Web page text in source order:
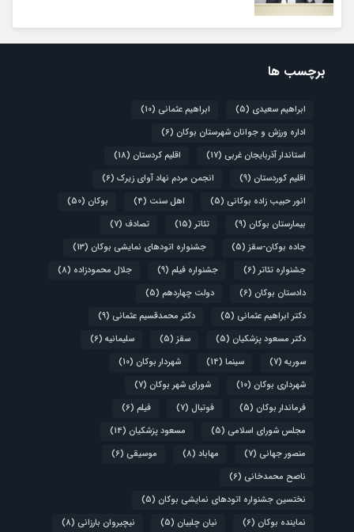
برچسب ها
ابراهیم سعیدی (5) ابراهیم عثمانی (10)
اداره ورزش و جوانان شهرستان بوکان (6)
استاندار آذربایجان غربی (17) اقلیم کردستان (18)
اقلیم کوردستان (9) انجمن مردم نهاد آوای زیرک (6)
انور حبیب زاده بوکانی (5) اهل سنت (4) بوکان (50)
بیمارستان بوکان (9) تئاتر (15) تصادف (7)
جاده بوکان-سقز (5) جشنواره اتودهای نمایشی بوکان (13)
جشنواره تئاتر (6) جشنواره فیلم (9) جلال محمودزاده (8)
دادستان بوکان (6) دولت چهاردهم (5)
دکتر ابراهیم عثمانی (5) دکتر محمدقسیم عثمانی (9)
دکتر مسعود پزشکیان (5) سقز (5) سلیمانیه (6)
سوریه (7) سینما (14) شهردار بوکان (10)
شهرداری بوکان (10) شورای شهر بوکان (7)
فرماندار بوکان (5) فوتبال (7) فیلم (6)
مجلس شورای اسلامی (5) مسعود پزشکیان (14)
منصور جهانی (7) مهاباد (8) موسیقی (6)
ناصح محمدخانی (6)
نختسین جشنواره اتودهای نمایشی بوکان (5)
نماینده بوکان (6) نیان چلبیان (5) نیچیروان بارزانی (8)